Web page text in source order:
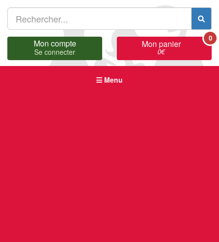
Mon compte
Se connecter
Mon panier
0€
0
Menu